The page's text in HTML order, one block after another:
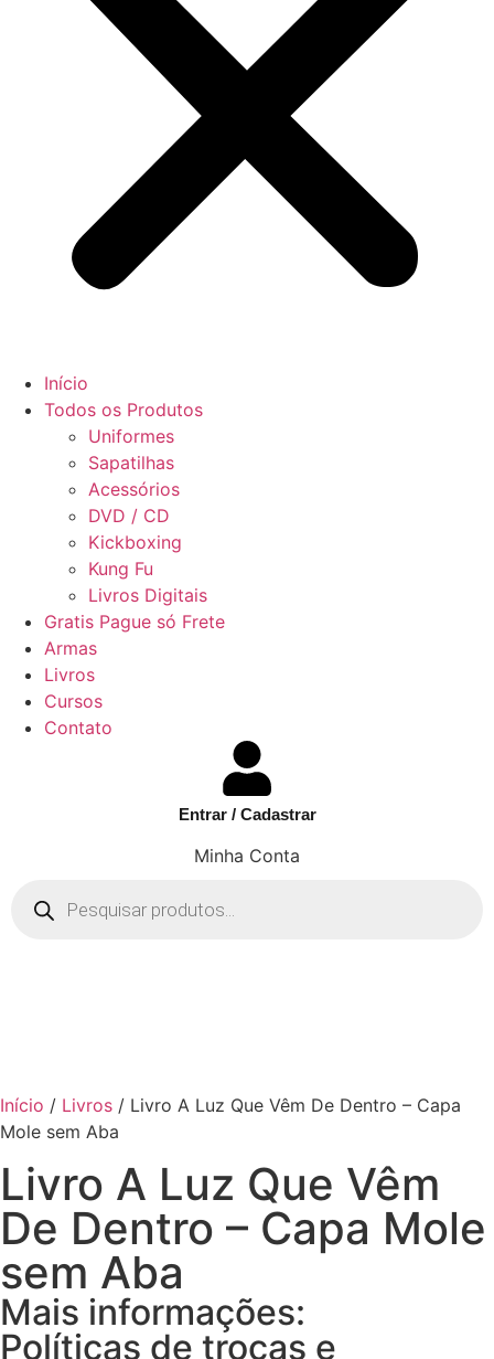
Início
Todos os Produtos
Uniformes
Sapatilhas
Acessórios
DVD / CD
Kickboxing
Kung Fu
Livros Digitais
Gratis Pague só Frete
Armas
Livros
Cursos
Contato
Entrar / Cadastrar
Minha Conta
Início / Livros / Livro A Luz Que Vêm De Dentro – Capa
Mole sem Aba
Livro A Luz Que Vêm
De Dentro – Capa Mole
sem Aba
Mais informações:
Políticas de trocas e